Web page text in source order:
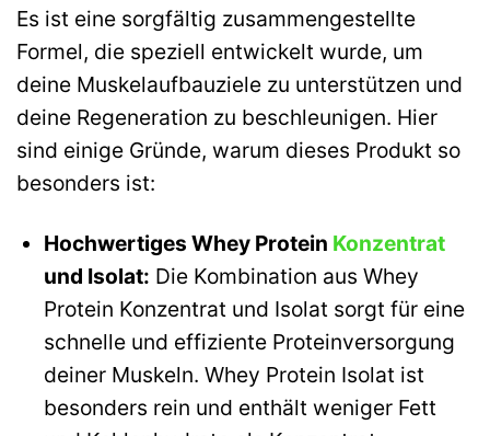
Es ist eine sorgfältig zusammengestellte
Formel, die speziell entwickelt wurde, um
deine Muskelaufbauziele zu unterstützen und
deine Regeneration zu beschleunigen. Hier
sind einige Gründe, warum dieses Produkt so
besonders ist:
Hochwertiges Whey Protein Konzentrat
und Isolat: Die Kombination aus Whey
Protein Konzentrat und Isolat sorgt für eine
schnelle und effiziente Proteinversorgung
deiner Muskeln. Whey Protein Isolat ist
besonders rein und enthält weniger Fett